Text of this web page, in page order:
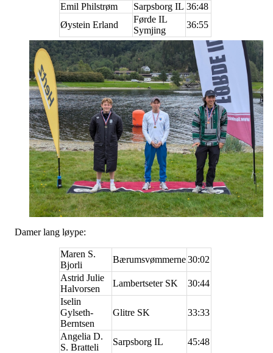
Emil Philstrøm
Sarpsborg IL 36:48
Øystein Erland
Førde IL
Symjing
36:55
Damer lang løype:
Maren S.
Bjorli
Bærumsvømmerne 30:02
Astrid Julie
Halvorsen
Lambertseter SK
30:44
Iselin
Gylseth-
Berntsen
Glitre SK 33:33
Angelia D.
S. Bratteli
Sarpsborg IL
45:48